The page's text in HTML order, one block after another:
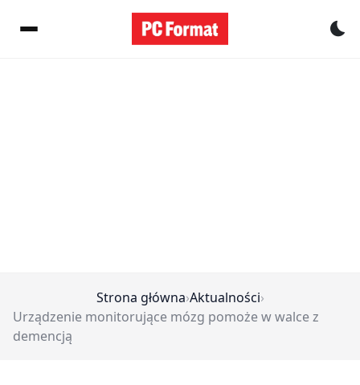
Strona główna›Aktualności›
Urządzenie monitorujące mózg pomoże w walce z
demencją